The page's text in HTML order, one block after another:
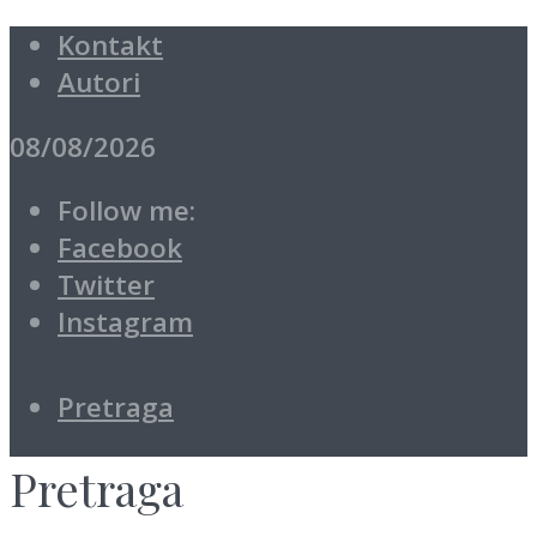
Kontakt
Autori
08/08/2026
Follow me:
Facebook
Twitter
Instagram
Pretraga
Pretraga